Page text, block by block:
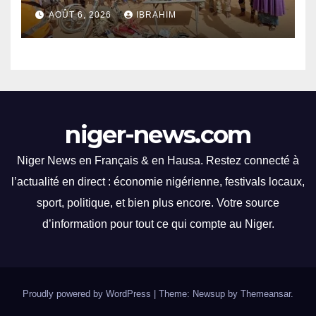
performances
impressionnantes et des
police d’Akokan
AOÛT 6, 2026 IBRAHIM
niger-news.com
Niger News en Français & en Hausa. Restez connecté à
l’actualité en direct : économie nigérienne, festivals locaux,
sport, politique, et bien plus encore. Votre source
d’information pour tout ce qui compte au Niger.
Proudly powered by WordPress | Theme: Newsup by Themeansar.